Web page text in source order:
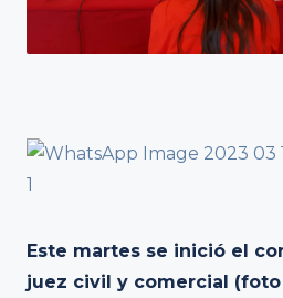
Este martes se inició el
juez civil y comercial